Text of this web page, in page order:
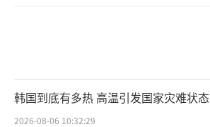
韩国到底有多热 高温引发国家灾难状态
2026-08-06 10:32:29